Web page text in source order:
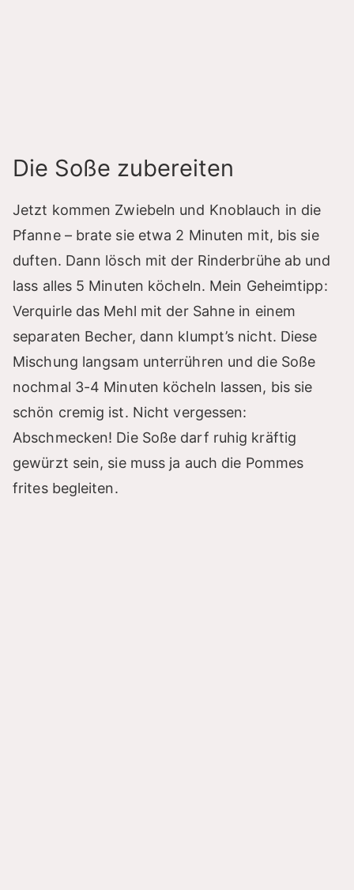
Die Soße zubereiten
Jetzt kommen Zwiebeln und Knoblauch in die
Pfanne – brate sie etwa 2 Minuten mit, bis sie
duften. Dann lösch mit der Rinderbrühe ab und
lass alles 5 Minuten köcheln. Mein Geheimtipp:
Verquirle das Mehl mit der Sahne in einem
separaten Becher, dann klumpt’s nicht. Diese
Mischung langsam unterrühren und die Soße
nochmal 3-4 Minuten köcheln lassen, bis sie
schön cremig ist. Nicht vergessen:
Abschmecken! Die Soße darf ruhig kräftig
gewürzt sein, sie muss ja auch die Pommes
frites begleiten.